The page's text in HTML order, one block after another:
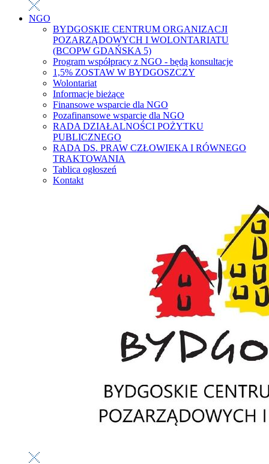
NGO
BYDGOSKIE CENTRUM ORGANIZACJI
POZARZĄDOWYCH I WOLONTARIATU
(BCOPW GDAŃSKA 5)
Program współpracy z NGO - będą konsultacje
1,5% ZOSTAW W BYDGOSZCZY
Wolontariat
Informacje bieżące
Finansowe wsparcie dla NGO
Pozafinansowe wsparcie dla NGO
RADA DZIAŁALNOŚCI POŻYTKU
PUBLICZNEGO
RADA DS. PRAW CZŁOWIEKA I RÓWNEGO
TRAKTOWANIA
Tablica ogłoszeń
Kontakt